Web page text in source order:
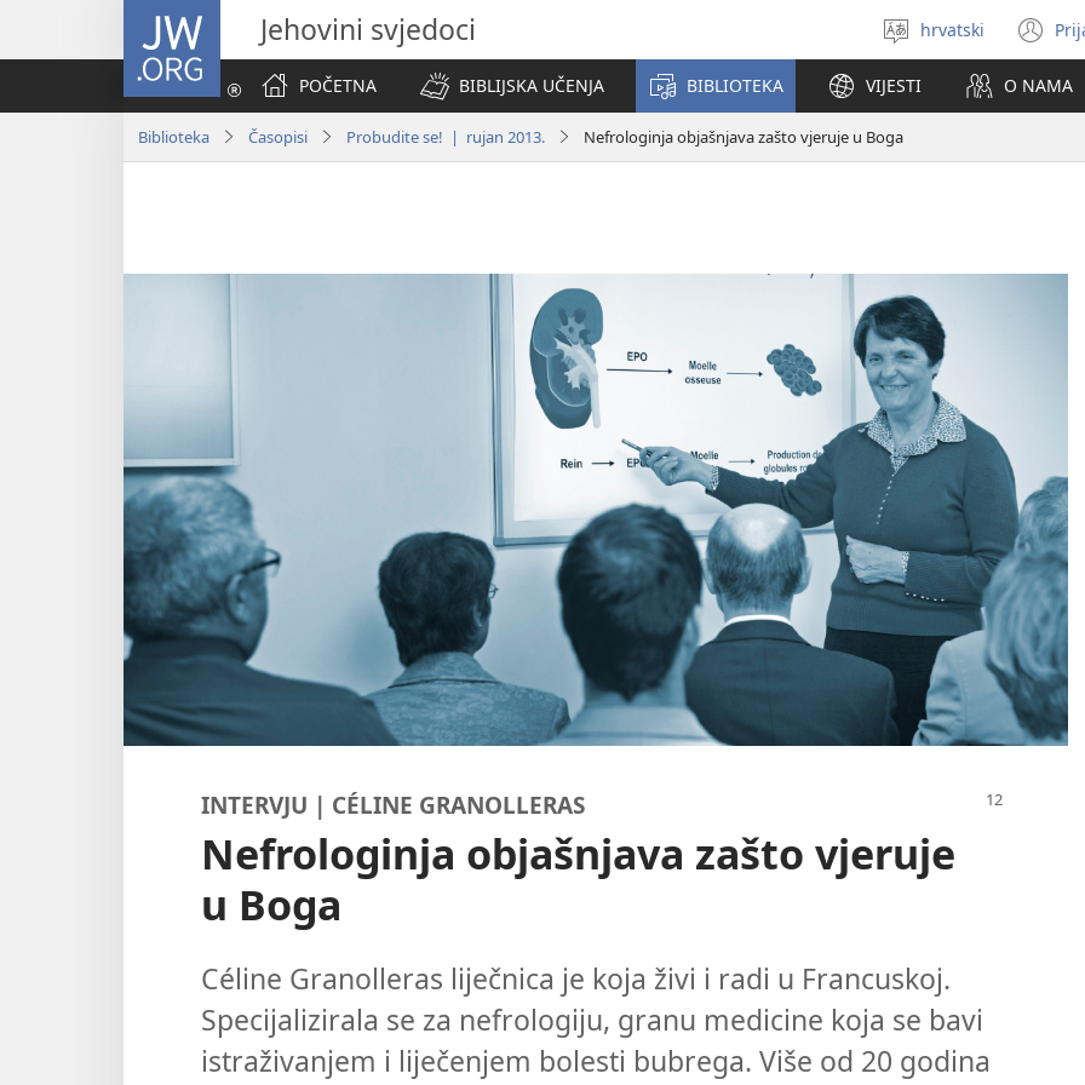
JW.ORG Jehovini svjedoci
Izaberi
jezik
hrvatski
se
novi
POČETNA
BIBLIJSKA UČENJA BIBLIOTEKA VIJESTI O NAMA
Biblioteka Časopisi Probudite se! | rujan 2013. Nefrologinja objašnjava zašto vjeruje u Boga
INTERVJU | CÉLINE GRANOLLERAS
Nefrologinja objašnjava zašto vjeruje
u Boga
Céline Granolleras liječnica je koja živi i radi u Francuskoj.
Specijalizirala se za nefrologiju, granu medicine koja se bavi
istraživanjem i liječenjem bolesti bubrega. Više od 20 godina